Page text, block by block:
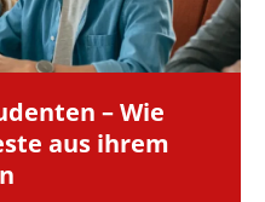
– Wie
aus ihrem